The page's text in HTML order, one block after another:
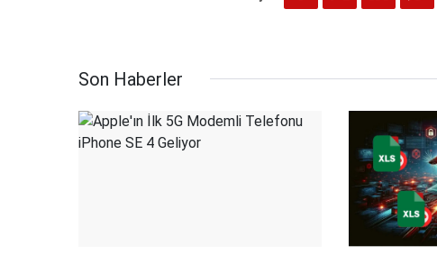
Son Haberler